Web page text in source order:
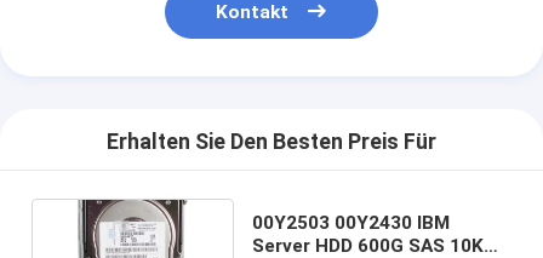
Kontakt
Erhalten Sie Den Besten Preis Für
00Y2503 00Y2430 IBM
Server HDD 600G SAS 10K